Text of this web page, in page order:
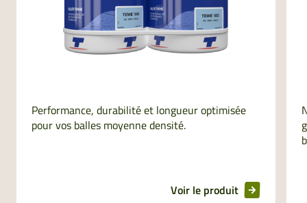
Performance, durabilité et longueur optimisée
pour vos balles moyenne densité.
Voir le produit